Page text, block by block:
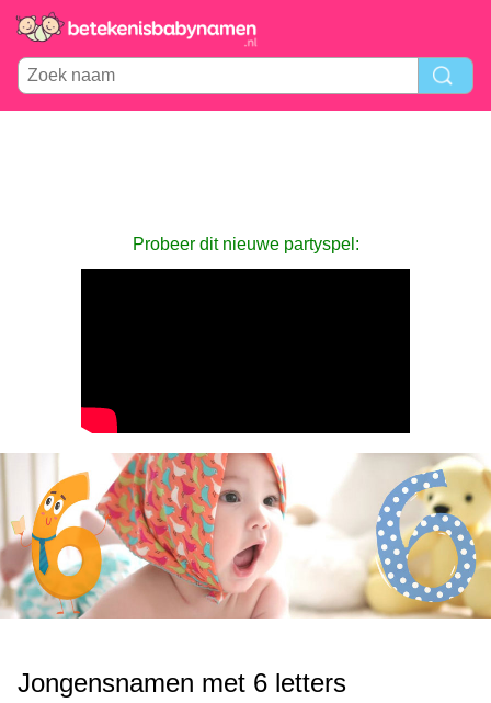
Probeer dit nieuwe partyspel:
Jongensnamen met 6 letters